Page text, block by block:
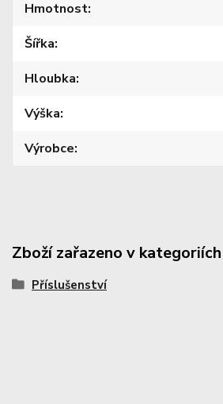
Hmotnost
Šířka
Hloubka
Výška
Výrobce
Zboží zařazeno v kategoriích
Příslušenství